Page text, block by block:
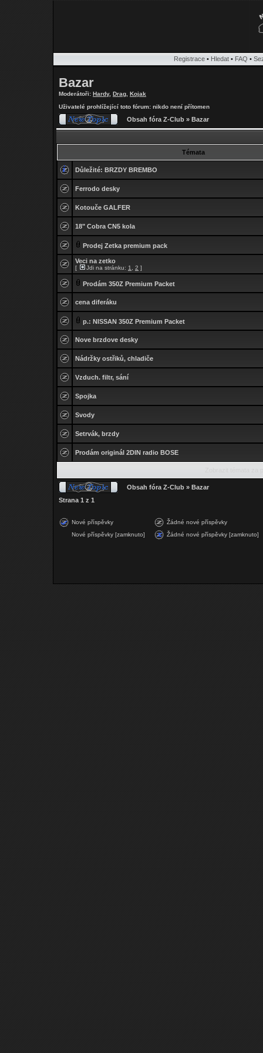
Registrace • Hledat • FAQ •
Bazar
Moderátoři: Hardy, Drag Kojak
Uživatelé prohlížející toto fórum: nikdo není přítomen
Obsah fóra Z-Club » Bazar
Témata
Důležité: BRZDY BREMBO
Ferrodo desky
Kotouče GALFER
18" Cobra CN5 kola
Prodej Zetka premium pack
Veci na zetko
[ Jdi na stránku: 1 2 ]
Prodám 350Z Premium Packet
cena diferáku
p.: NISSAN 350Z Premium Packet
Nove brzdove desky
Nádržky ostřiků, chladiče
Vzduch. filtr, sání
Spojka
Svody
Setrvák, brzdy
Prodám originál 2DIN radio BOSE
Obsah fóra Z-Club » Bazar
Strana 1 z 1
Nové příspěvky
Žádné nové příspěvky
Nové příspěvky [zamknuto]
Žádné nové příspěvky [zamknuto]